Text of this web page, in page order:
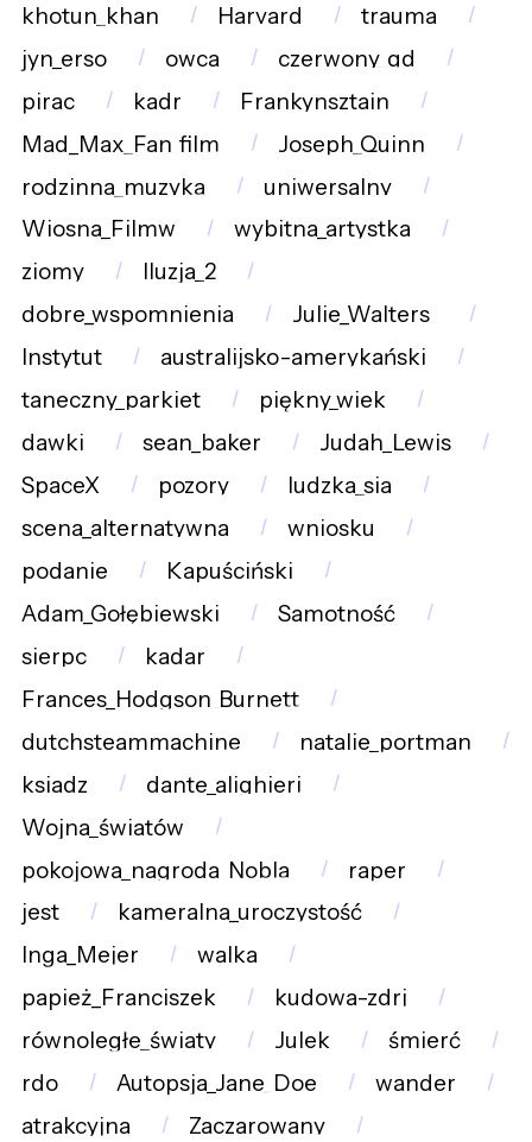
khotun_khan
Harvard
trauma
jyn_erso
owca
czerwony_gd
pirac
kadr
Frankynsztajn
Mad_Max_Fan_film
Joseph_Quinn
rodzinna_muzyka
uniwersalny
Wiosna_Filmw
wybitna_artystka
ziomy
Iluzja_2
dobre_wspomnienia
Julie_Walters_
Instytut
australijsko-amerykański
taneczny_parkiet
piękny_wiek
dawki
sean_baker
Judah_Lewis
SpaceX
pozory
ludzka_sia
scena_alternatywna
wniosku
podanie
Kapuściński
Adam_Gołębiewski
Samotność
sierpc
kadar
Frances_Hodgson_Burnett
dutchsteammachine
natalie_portman
ksiadz
dante_alighieri
Wojna_światów
pokojowa_nagroda_Nobla
raper
jest
kameralna_uroczystość
Inga_Mejer
walka
papież_Franciszek
kudowa-zdrj
równoległe_światy
Julek
śmierć
rdo
Autopsja_Jane_Doe
wander
atrakcyjna
Zaczarowany